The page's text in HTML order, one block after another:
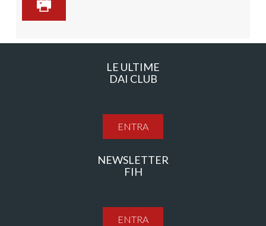
LE ULTIME
DAI CLUB
ENTRA
NEWSLETTER
FIH
ENTRA